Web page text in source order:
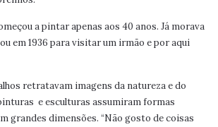
a pintar apenas aos 40 anos. Já morava
em 1936 para visitar um irmão e por aqui
retratavam imagens da natureza e do
e esculturas assumiram formas
grandes dimensões. “Não gosto de coisas